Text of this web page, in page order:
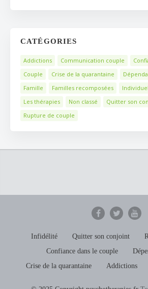
CATÉGORIES
Addictions Communication couple
Couple
Crise de la quarantaine
Famille
Familles recomposées Individuel
Les thérapies
Non classé
Quitter son
Rupture de couple
Infidélité Quitter son conjoint
Confiance dans le couple
Crise de la quarantaine
Addictions